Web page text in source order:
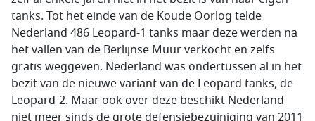
tanks. Tot het einde van de Koude Oorlog telde
Nederland 486 Leopard-1 tanks maar deze werden na
het vallen van de Berlijnse Muur verkocht en zelfs
gratis weggeven. Nederland was ondertussen al in het
bezit van de nieuwe variant van de Leopard tanks, de
Leopard-2. Maar ook over deze beschikt Nederland
niet meer sinds de grote defensiebezuiniging van 2011